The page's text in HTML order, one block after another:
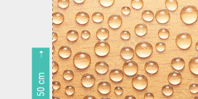
50 cm